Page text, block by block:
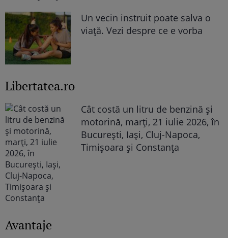
Un vecin instruit poate salva o
viață. Vezi despre ce e vorba
Libertatea.ro
Cât costă un litru de benzină și
motorină, marți, 21 iulie 2026, în
București, Iași, Cluj-Napoca,
Timișoara și Constanța
Avantaje